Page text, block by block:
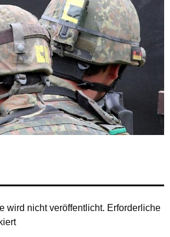
wird nicht veröffentlicht. Erforderliche